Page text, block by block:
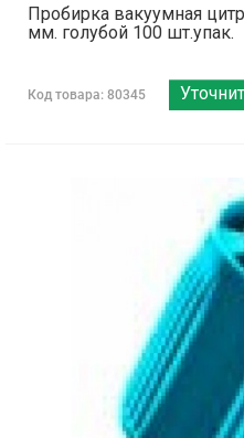
Пробирка вакуумная
мм. голубой 100 шт.упак.
Код товара: 80345